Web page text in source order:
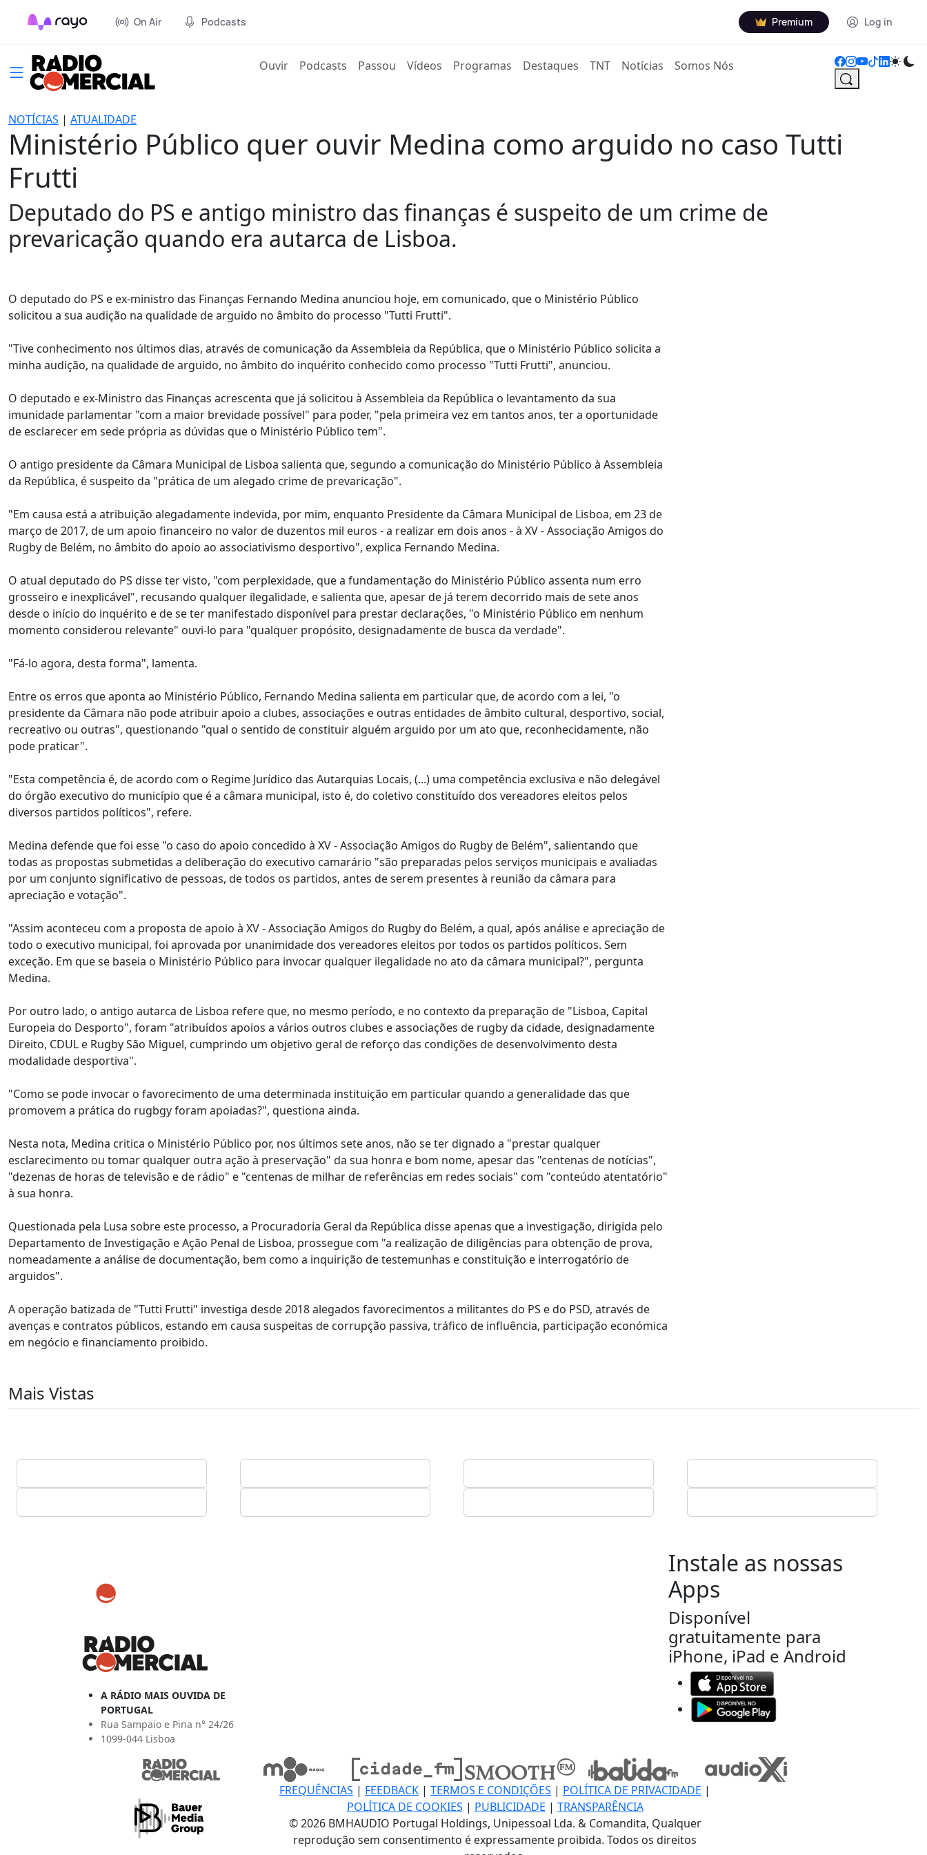
On Air Podcasts Premium Log in
Ouvir(current)
Podcasts Passou Vídeos Programas Destaques TNT Notícias Somos Nós
NOTÍCIAS | ATUALIDADE
Ministério Público quer ouvir Medina como arguido no caso Tutti
Frutti
Deputado do PS e antigo ministro das finanças é suspeito de um crime de
prevaricação quando era autarca de Lisboa.
O deputado do PS e ex-ministro das Finanças Fernando Medina anunciou hoje, em comunicado, que o Ministério Público
solicitou a sua audição na qualidade de arguido no âmbito do processo "Tutti Frutti".
"Tive conhecimento nos últimos dias, através de comunicação da Assembleia da República, que o Ministério Público solicita a
minha audição, na qualidade de arguido, no âmbito do inquérito conhecido como processo "Tutti Frutti", anunciou.
O deputado e ex-Ministro das Finanças acrescenta que já solicitou à Assembleia da República o levantamento da sua
imunidade parlamentar "com a maior brevidade possível" para poder, "pela primeira vez em tantos anos, ter a oportunidade
de esclarecer em sede própria as dúvidas que o Ministério Público tem".
O antigo presidente da Câmara Municipal de Lisboa salienta que, segundo a comunicação do Ministério Público à Assembleia
da República, é suspeito da "prática de um alegado crime de prevaricação".
"Em causa está a atribuição alegadamente indevida, por mim, enquanto Presidente da Câmara Municipal de Lisboa, em 23 de
março de 2017, de um apoio financeiro no valor de duzentos mil euros - a realizar em dois anos - à XV - Associação Amigos do
Rugby de Belém, no âmbito do apoio ao associativismo desportivo", explica Fernando Medina.
O atual deputado do PS disse ter visto, "com perplexidade, que a fundamentação do Ministério Público assenta num erro
grosseiro e inexplicável", recusando qualquer ilegalidade, e salienta que, apesar de já terem decorrido mais de sete anos
desde o início do inquérito e de se ter manifestado disponível para prestar declarações, "o Ministério Público em nenhum
momento considerou relevante" ouvi-lo para "qualquer propósito, designadamente de busca da verdade".
"Fá-lo agora, desta forma", lamenta.
Entre os erros que aponta ao Ministério Público, Fernando Medina salienta em particular que, de acordo com a lei, "o
presidente da Câmara não pode atribuir apoio a clubes, associações e outras entidades de âmbito cultural, desportivo, social,
recreativo ou outras", questionando "qual o sentido de constituir alguém arguido por um ato que, reconhecidamente, não
pode praticar".
"Esta competência é, de acordo com o Regime Jurídico das Autarquias Locais, (...) uma competência exclusiva e não delegável
do órgão executivo do município que é a câmara municipal, isto é, do coletivo constituído dos vereadores eleitos pelos
diversos partidos políticos", refere.
Medina defende que foi esse "o caso do apoio concedido à XV - Associação Amigos do Rugby de Belém", salientando que
todas as propostas submetidas a deliberação do executivo camarário "são preparadas pelos serviços municipais e avaliadas
por um conjunto significativo de pessoas, de todos os partidos, antes de serem presentes à reunião da câmara para
apreciação e votação".
"Assim aconteceu com a proposta de apoio à XV - Associação Amigos do Rugby do Belém, a qual, após análise e apreciação de
todo o executivo municipal, foi aprovada por unanimidade dos vereadores eleitos por todos os partidos políticos. Sem
exceção. Em que se baseia o Ministério Público para invocar qualquer ilegalidade no ato da câmara municipal?", pergunta
Medina.
Por outro lado, o antigo autarca de Lisboa refere que, no mesmo período, e no contexto da preparação de "Lisboa, Capital
Europeia do Desporto", foram "atribuídos apoios a vários outros clubes e associações de rugby da cidade, designadamente
Direito, CDUL e Rugby São Miguel, cumprindo um objetivo geral de reforço das condições de desenvolvimento desta
modalidade desportiva".
"Como se pode invocar o favorecimento de uma determinada instituição em particular quando a generalidade das que
promovem a prática do rugbgy foram apoiadas?", questiona ainda.
Nesta nota, Medina critica o Ministério Público por, nos últimos sete anos, não se ter dignado a "prestar qualquer
esclarecimento ou tomar qualquer outra ação à preservação" da sua honra e bom nome, apesar das "centenas de notícias",
"dezenas de horas de televisão e de rádio" e "centenas de milhar de referências em redes sociais" com "conteúdo atentatório"
à sua honra.
Questionada pela Lusa sobre este processo, a Procuradoria Geral da República disse apenas que a investigação, dirigida pelo
Departamento de Investigação e Ação Penal de Lisboa, prossegue com "a realização de diligências para obtenção de prova,
nomeadamente a análise de documentação, bem como a inquirição de testemunhas e constituição e interrogatório de
arguidos".
A operação batizada de "Tutti Frutti" investiga desde 2018 alegados favorecimentos a militantes do PS e do PSD, através de
avenças e contratos públicos, estando em causa suspeitas de corrupção passiva, tráfico de influência, participação económica
em negócio e financiamento proibido.
Mais Vistas
A RÁDIO MAIS OUVIDA DE
PORTUGAL
Rua Sampaio e Pina n° 24/26
1099-044 Lisboa
Instale as nossas
Apps
Disponível
gratuitamente para
iPhone, iPad e Android
FREQUÊNCIAS | FEEDBACK | TERMOS E CONDIÇÕES | POLÍTICA DE PRIVACIDADE |
POLÍTICA DE COOKIES | PUBLICIDADE | TRANSPARÊNCIA
© 2026 BMHAUDIO Portugal Holdings, Unipessoal Lda. & Comandita, Qualquer
reprodução sem consentimento é expressamente proibida. Todos os direitos